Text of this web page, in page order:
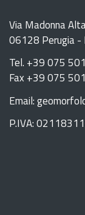
Via Madonna
06128 Perugia
Tel. +39 075
Fax +39 075
Email:
P.IVA: